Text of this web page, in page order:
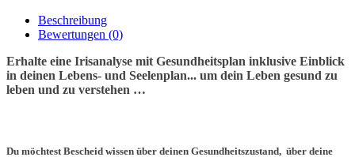
Beschreibung
Bewertungen (0)
Erhalte eine Irisanalyse mit Gesundheitsplan inklusive Einblick
in deinen Lebens- und Seelenplan... um dein Leben gesund zu
leben und zu verstehen …
Du möchtest Bescheid wissen über deinen Gesundheitszustand, über deine